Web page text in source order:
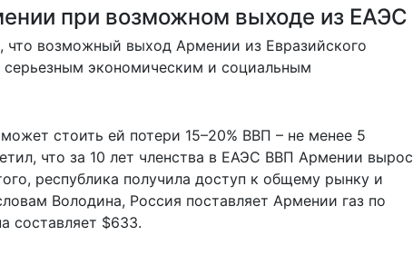
при возможном выходе из ЕАЭС
что возможный выход Армении из Евразийского
экономическим и социальным
стоить ей потери 15–20% ВВП – не менее 5
что за 10 лет членства в ЕАЭС ВВП Армении вырос
республика получила доступ к общему рынку и
Володина, Россия поставляет Армении газ по
составляет $633.